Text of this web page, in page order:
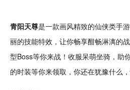
青阳天尊是一款画风精致的仙侠类手游
丽的技能特效 ，让你畅享酣畅淋漓的
型Boss等你来战！收服呆萌坐骑 ，助
的时装等你来领取，你还在犹豫什么